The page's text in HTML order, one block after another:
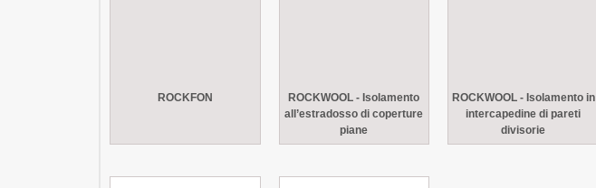
ROCKFON
ROCKWOOL - Isolamento
all’estradosso di coperture
piane
ROCKWOOL - Isolamento in
intercapedine di pareti
divisorie